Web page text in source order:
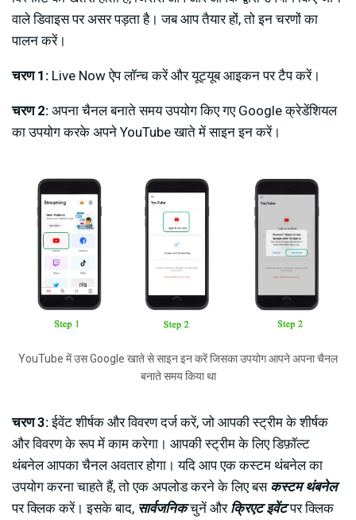
वाले डिवाइस पर असर पड़ता है। जब आप तैयार हों, तो इन चरणों का
पालन करें।
चरण 1: Live Now ऐप लॉन्च करें और यूट्यूब आइकन पर टैप करें।
चरण 2: अपना चैनल बनाते समय उपयोग किए गए Google क्रेडेंशियल
का उपयोग करके अपने YouTube खाते में साइन इन करें।
YouTube में उस Google खाते से साइन इन करें जिसका उपयोग आपने अपना चैनल
बनाते समय किया था
चरण 3:ईवेंट शीर्षक और विवरण दर्ज करें, जो आपकी स्ट्रीम के शीर्षक
और विवरण के रूप में काम करेगा। आपकी स्ट्रीम के लिए डिफ़ॉल्ट
थंबनेल आपका चैनल अवतार होगा। यदि आप एक कस्टम थंबनेल का
उपयोग करना चाहते हैं, तो एक अपलोड करने के लिए बस कस्टम थंबनेल
पर क्लिक करें। इसके बाद, सार्वजनिकचुनें और क्रिएट इवेंटपर क्लिक